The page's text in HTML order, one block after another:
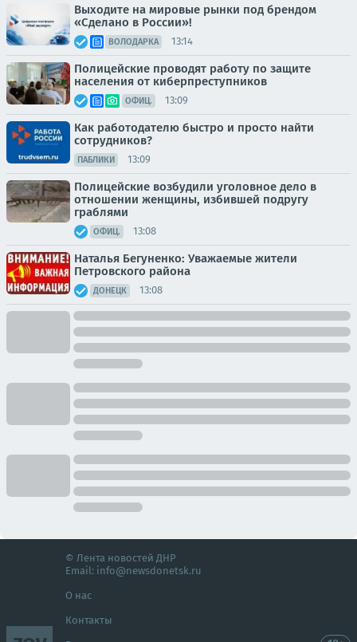
Выходите на мировые рынки под брендом
«Сделано в России»!
ВОЛОДАРКА 13:14
Полицейские проводят работу по защите
населения от киберпреступников
ОФИЦ. 13:09
Как работодателю быстро и просто найти
сотрудников?
ПАБЛИКИ 13:09
Полицейские возбудили уголовное дело в
отношении женщины, избившей подругу
граблями
ОФИЦ. 13:08
Наталья Бегуненко: Уважаемые жители
Петровского района
ДОНЕЦК 13:08
© Лента новостей ДНР
Email: info@newsdonetsk.ru
О нас
Контакты